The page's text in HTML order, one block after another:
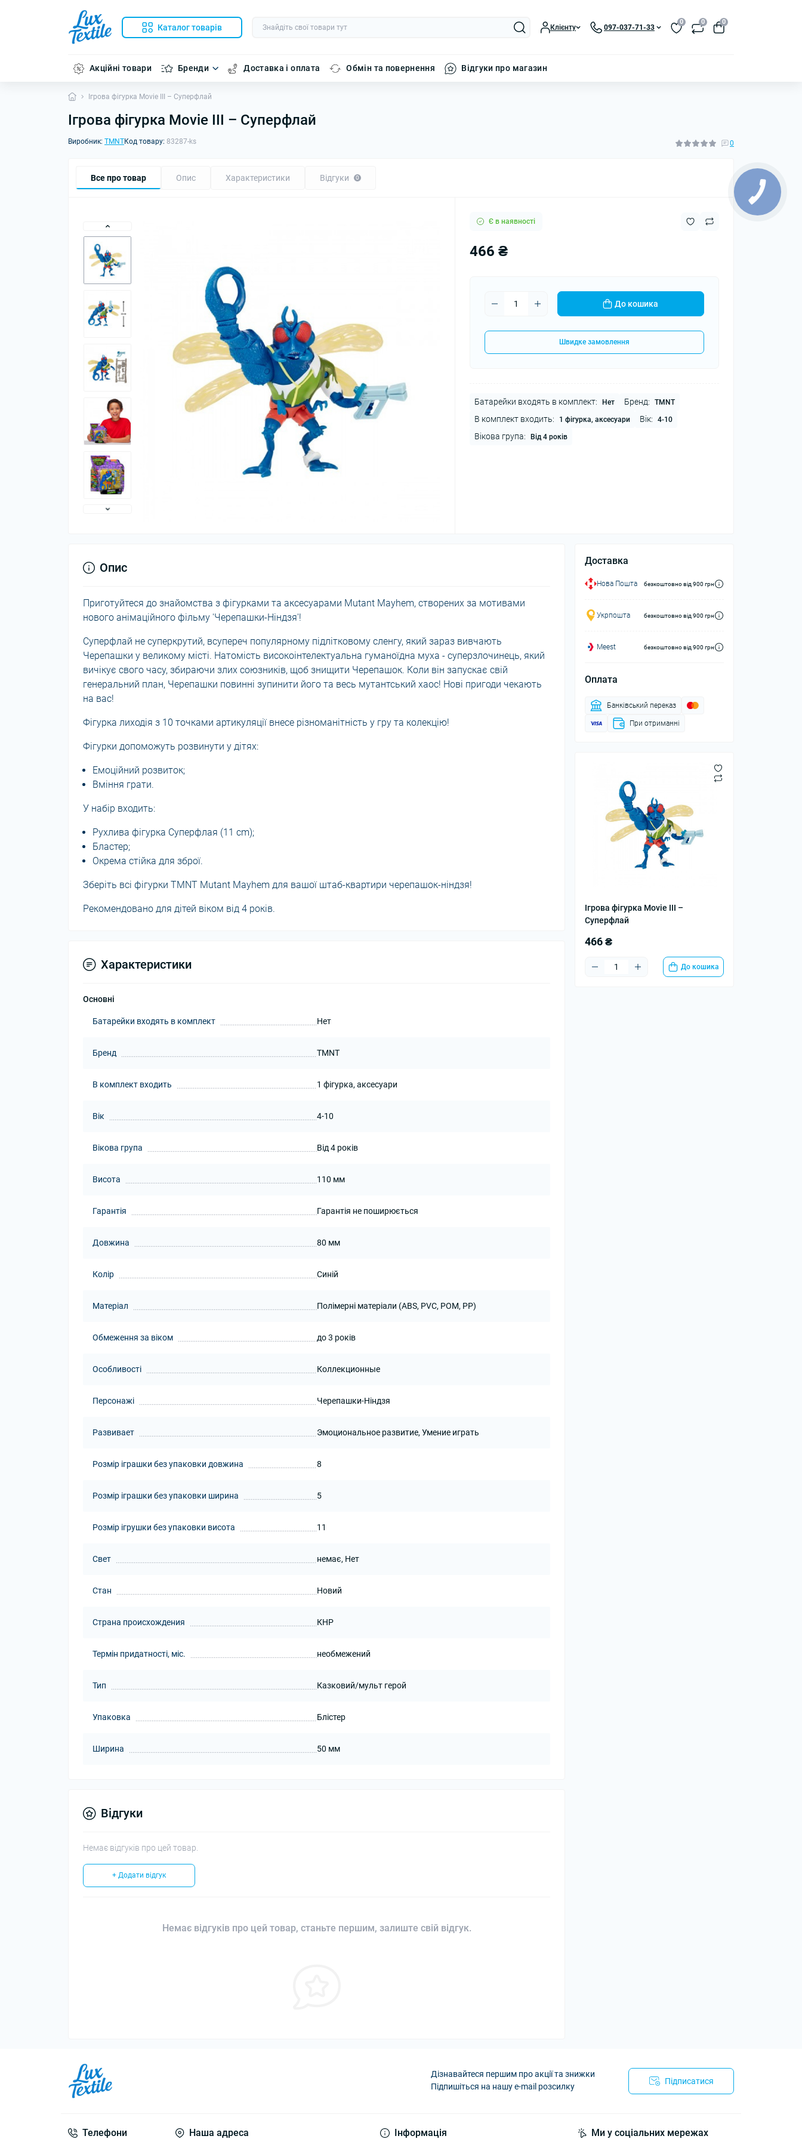
Каталог товарів Клієнту 097-037-71-33
0 0 0
Акційні товари Бренди Доставка і оплата Обмін та повернення Відгуки про магазин
Ігрова фігурка Мovie III – Суперфлай
Ігрова фігурка Мovie III – Суперфлай
Виробник: TMNTКод товару: 83287-ks 0
Все про товар Опис Характеристики Відгуки 0
Є в наявності
466 ₴
До кошика
Швидке замовлення
Батарейки входять в комплект: Нет Бренд: TMNT
В комплект входить: 1 фігурка, аксесуари Вік: 4-10
Вікова група: Від 4 років
Доставка
Нова Пошта безкоштовно від 900 грн
Укрпошта безкоштовно від 900 грн
Meest безкоштовно від 900 грн
Оплата
Банківський переказ
При отриманні
Ігрова фігурка Мovie III –
Суперфлай
466 ₴
До кошика
Опис
Приготуйтеся до знайомства з фігурками та аксесуарами Mutant Mayhem, створених за мотивами
нового анімаційного фільму 'Черепашки-Ніндзя'!
Суперфлай не суперкрутий, всупереч популярному підлітковому сленгу, який зараз вивчають
Черепашки у великому місті. Натомість високоінтелектуальна гуманоїдна муха - суперзлочинець, який
вичікує свого часу, збираючи злих союзників, щоб знищити Черепашок. Коли він запускає свій
генеральний план, Черепашки повинні зупинити його та весь мутантський хаос! Нові пригоди чекають
на вас!
Фігурка лиходія з 10 точками артикуляції внесе різноманітність у гру та колекцію!
Фігурки допоможуть розвинути у дітях:
Емоційний розвиток;
Вміння грати.
У набір входить:
Рухлива фігурка Суперфлая (11 cm);
Бластер;
Окрема стійка для зброї.
Зберіть всі фігурки TMNT Mutant Mayhem для вашої штаб-квартири черепашок-ніндзя!
Рекомендовано для дітей віком від 4 років.
Характеристики
Основні
Батарейки входять в комплект Нет
Бренд TMNT
В комплект входить 1 фігурка, аксесуари
Вік 4-10
Вікова група Від 4 років
Висота 110 мм
Гарантія Гарантія не поширюється
Довжина 80 мм
Колір Синій
Матеріал Полімерні матеріали (ABS, PVC, POM, PP)
Обмеження за віком до 3 років
Особливості Коллекционные
Персонажі Черепашки-Ніндзя
Развивает Эмоциональное развитие, Умение играть
Розмір іграшки без упаковки довжина 8
Розмір іграшки без упаковки ширина 5
Розмір ігрушки без упаковки висота 11
Свет немає, Нет
Стан Новий
Страна происхождения КНР
Термін придатності, міс. необмежений
Тип Казковий/мульт герой
Упаковка Блістер
Ширина 50 мм
Відгуки
Немає відгуків про цей товар.
+ Додати відгук
Немає відгуків про цей товар, станьте першим, залиште свій відгук.
Дізнавайтеся першим про акції та знижки
Підпишіться на нашу e-mail розсилку
Підписатися
Телефони Наша адреса Інформація Ми у соціальних мережах